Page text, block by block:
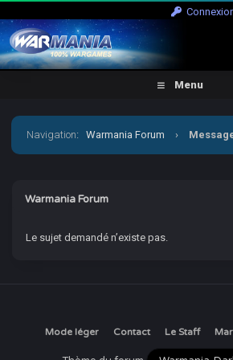
Menu
Navigation:Warmania Forum ›
Warmania Forum
Le sujet demandé n’existe pas.
Mode léger Contact Le Staff